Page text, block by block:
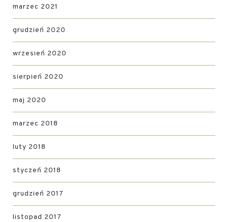
marzec 2021
grudzień 2020
wrzesień 2020
sierpień 2020
maj 2020
marzec 2018
luty 2018
styczeń 2018
grudzień 2017
listopad 2017